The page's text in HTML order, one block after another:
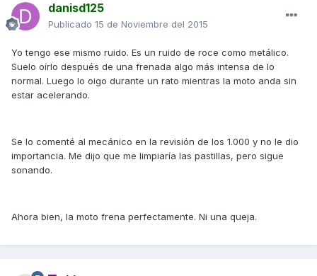
danisd125
Publicado 15 de Noviembre del 2015
Yo tengo ese mismo ruido. Es un ruido de roce como metálico.
Suelo oírlo después de una frenada algo más intensa de lo
normal. Luego lo oigo durante un rato mientras la moto anda sin
estar acelerando.
Se lo comenté al mecánico en la revisión de los 1.000 y no le dio
importancia. Me dijo que me limpiaría las pastillas, pero sigue
sonando.
Ahora bien, la moto frena perfectamente. Ni una queja.